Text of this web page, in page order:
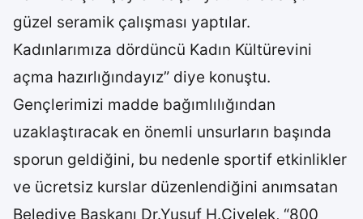
güzel seramik çalışması yaptılar.
Kadınlarımıza dördüncü Kadın Kültürevini
açma hazırlığındayız” diye konuştu.
Gençlerimizi madde bağımlılığından
uzaklaştıracak en önemli unsurların başında
sporun geldiğini, bu nedenle sportif etkinlikler
ve ücretsiz kurslar düzenlendiğini anımsatan
Belediye Başkanı Dr.Yusuf H.Civelek, “800